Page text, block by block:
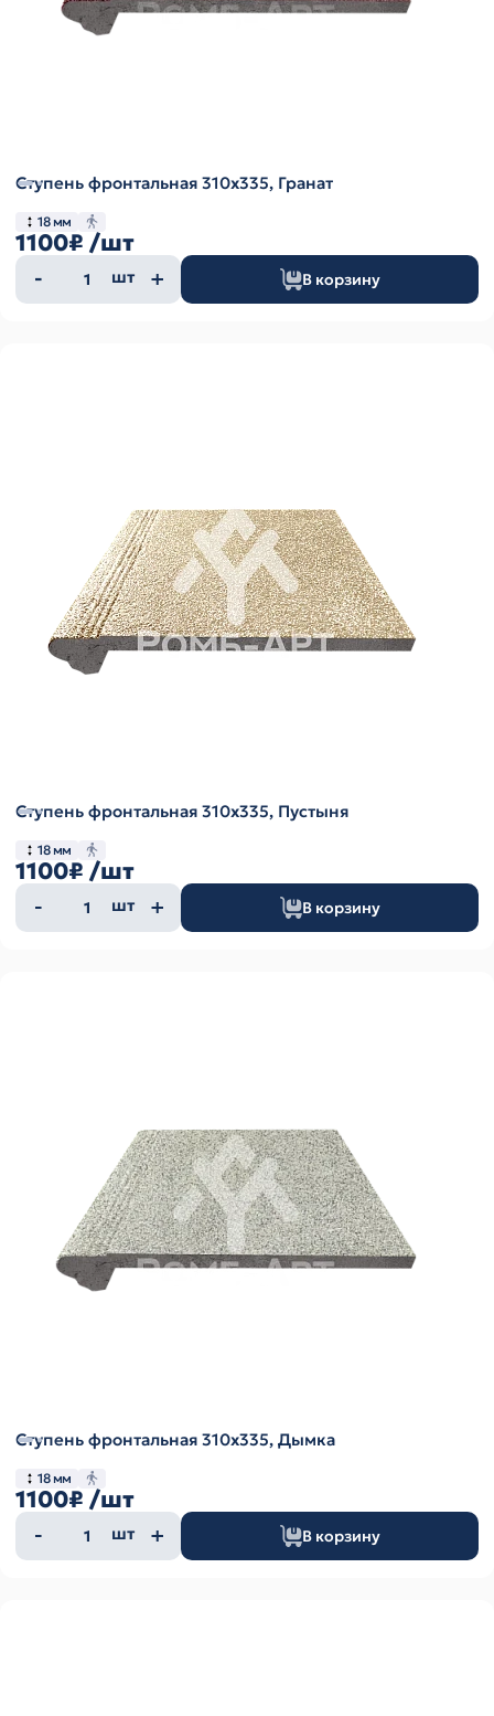
Ступень фронтальная 310х335, Гранат
18 мм
1100₽ /шт
Количество
товара
шт В корзину
Ступень фронтальная 310х335, Пустыня
18 мм
1100₽ /шт
Количество
товара
шт В корзину
Ступень фронтальная 310х335, Дымка
18 мм
1100₽ /шт
Количество
товара
шт В корзину